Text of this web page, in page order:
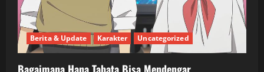
Berita & Update Karakter Uncategorized